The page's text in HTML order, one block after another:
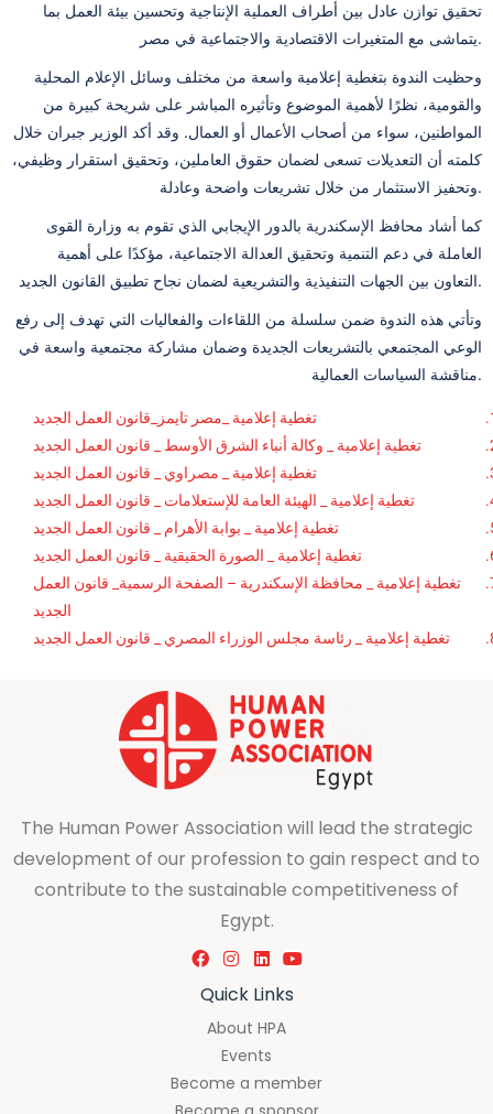
تحقيق توازن عادل بين أطراف العملية الإنتاجية وتحسين بيئة العمل بما
يتماشى مع المتغيرات الاقتصادية والاجتماعية في مصر.
وحظيت الندوة بتغطية إعلامية واسعة من مختلف وسائل الإعلام المحلية
والقومية، نظرًا لأهمية الموضوع وتأثيره المباشر على شريحة كبيرة من
المواطنين، سواء من أصحاب الأعمال أو العمال. وقد أكد الوزير جبران خلال
كلمته أن التعديلات تسعى لضمان حقوق العاملين، وتحقيق استقرار وظيفي،
وتحفيز الاستثمار من خلال تشريعات واضحة وعادلة.
كما أشاد محافظ الإسكندرية بالدور الإيجابي الذي تقوم به وزارة القوى
العاملة في دعم التنمية وتحقيق العدالة الاجتماعية، مؤكدًا على أهمية
التعاون بين الجهات التنفيذية والتشريعية لضمان نجاح تطبيق القانون الجديد.
وتأتي هذه الندوة ضمن سلسلة من اللقاءات والفعاليات التي تهدف إلى رفع
الوعي المجتمعي بالتشريعات الجديدة وضمان مشاركة مجتمعية واسعة في
مناقشة السياسات العمالية.
تغطية إعلامية _مصر تايمز_قانون العمل الجديد
تغطية إعلامية _ وكالة أنباء الشرق الأوسط _ قانون العمل الجديد
تغطية إعلامية _ مصراوي _ قانون العمل الجديد
تغطية إعلامية _ الهيئة العامة للإستعلامات _ قانون العمل الجديد
تغطية إعلامية _ بوابة الأهرام _ قانون العمل الجديد
تغطية إعلامية _ الصورة الحقيقية _ قانون العمل الجديد
تغطية إعلامية _ محافظة الإسكندرية – الصفحة الرسمية_ قانون العمل
الجديد
تغطية إعلامية _ رئاسة مجلس الوزراء المصري _ قانون العمل الجديد
The Human Power Association will lead the strategic
development of our profession to gain respect and to
contribute to the sustainable competitiveness of
Egypt.
Quick Links
About HPA
Events
Become a member